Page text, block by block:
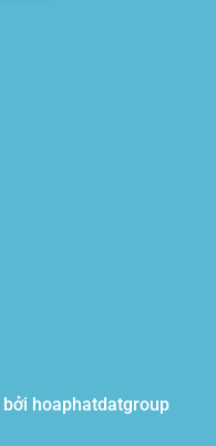
bởi hoaphatdatgroup